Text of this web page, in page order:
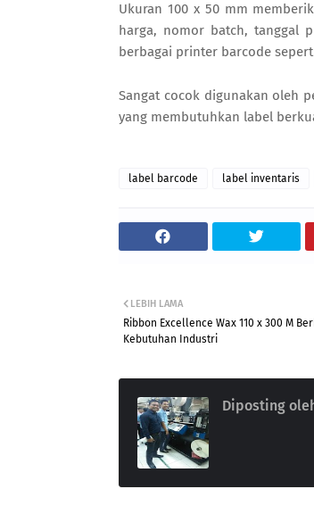
Ukuran 100 x 50 mm
harga, nomor batch, tanggal
berbagai printer barcode
Sangat cocok digunakan oleh
yang membutuhkan label
label barcode label inventaris
LEBIH LAMA
Ribbon Excellence Wax 110 x 300 M
Kebutuhan Industri
Diposting